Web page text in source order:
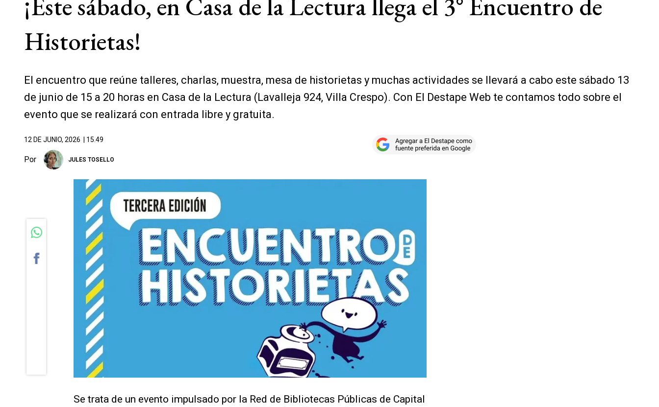
Historietas!
El encuentro que reúne talleres, charlas, muestra, mesa de historietas y muchas actividades se llevará a cabo este sábado 13
de junio de 15 a 20 horas en Casa de la Lectura (Lavalleja 924, Villa Crespo). Con El Destape Web te contamos todo sobre el
evento que se realizará con entrada libre y gratuita.
12 DE JUNIO, 2026 | 15.49
Por JULES TOSELLO
Se trata de un evento impulsado por la Red de Bibliotecas Públicas de Capital